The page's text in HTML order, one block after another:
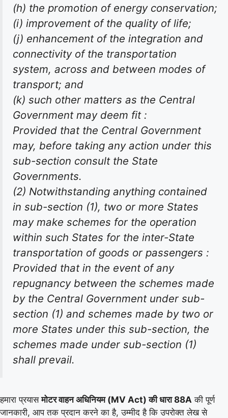
(h) the promotion of energy conservation;
(i) improvement of the quality of life;
(j) enhancement of the integration and
connectivity of the transportation
system, across and between modes of
transport; and
(k) such other matters as the Central
Government may deem fit :
Provided that the Central Government
may, before taking any action under this
sub-section consult the State
Governments.
(2) Notwithstanding anything contained
in sub-section (1), two or more States
may make schemes for the operation
within such States for the inter-State
transportation of goods or passengers :
Provided that in the event of any
repugnancy between the schemes made
by the Central Government under sub-
section (1) and schemes made by two or
more States under this sub-section, the
schemes made under sub-section (1)
shall prevail.
हमारा प्रयासमोटर वाहन अधिनियम (MV Act) की धारा 88A की पूर्ण
जानकारी, आप तक प्रदान करने का है, उम्मीद है कि उपरोक्त लेख से